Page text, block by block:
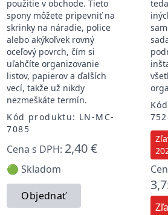
použitie v obchode. Tieto
spony môžete pripevniť na
skrinky na náradie, police
alebo akýkoľvek rovný
oceľový povrch, čím si
uľahčíte organizovanie
listov, papierov a ďalších
vecí, takže už nikdy
nezmeškáte termín.
Kód produktu: LN-MC-
7085
Cena s DPH: 2,40 €
🟢 Skladom
Objednať